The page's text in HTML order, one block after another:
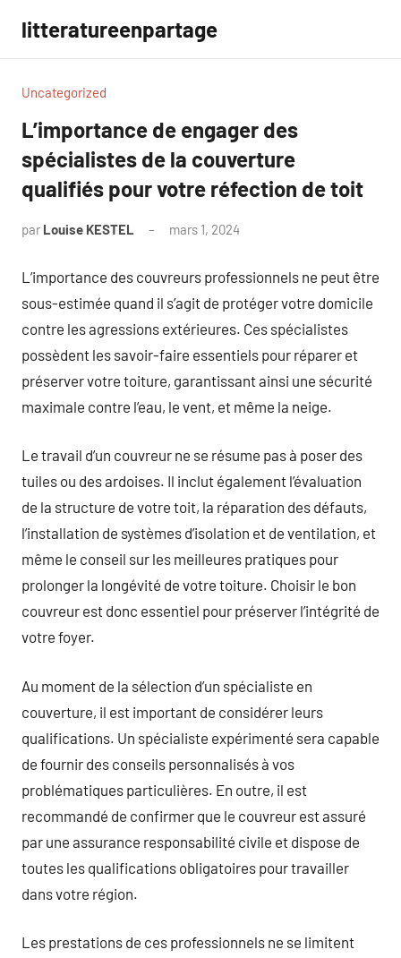
contenu
litteratureenpartage
Uncategorized
L’importance de engager des
spécialistes de la couverture
qualifiés pour votre réfection de toit
par Louise KESTEL mars 1, 2024
L’importance des couvreurs professionnels ne peut être
sous-estimée quand il s’agit de protéger votre domicile
contre les agressions extérieures. Ces spécialistes
possèdent les savoir-faire essentiels pour réparer et
préserver votre toiture, garantissant ainsi une sécurité
maximale contre l’eau, le vent, et même la neige.
Le travail d’un couvreur ne se résume pas à poser des
tuiles ou des ardoises. Il inclut également l’évaluation
de la structure de votre toit, la réparation des défauts,
l’installation de systèmes d’isolation et de ventilation, et
même le conseil sur les meilleures pratiques pour
prolonger la longévité de votre toiture. Choisir le bon
couvreur est donc essentiel pour préserver l’intégrité de
votre foyer.
Au moment de la sélection d’un spécialiste en
couverture, il est important de considérer leurs
qualifications. Un spécialiste expérimenté sera capable
de fournir des conseils personnalisés à vos
problématiques particulières. En outre, il est
recommandé de confirmer que le couvreur est assuré
par une assurance responsabilité civile et dispose de
toutes les qualifications obligatoires pour travailler
dans votre région.
Les prestations de ces professionnels ne se limitent